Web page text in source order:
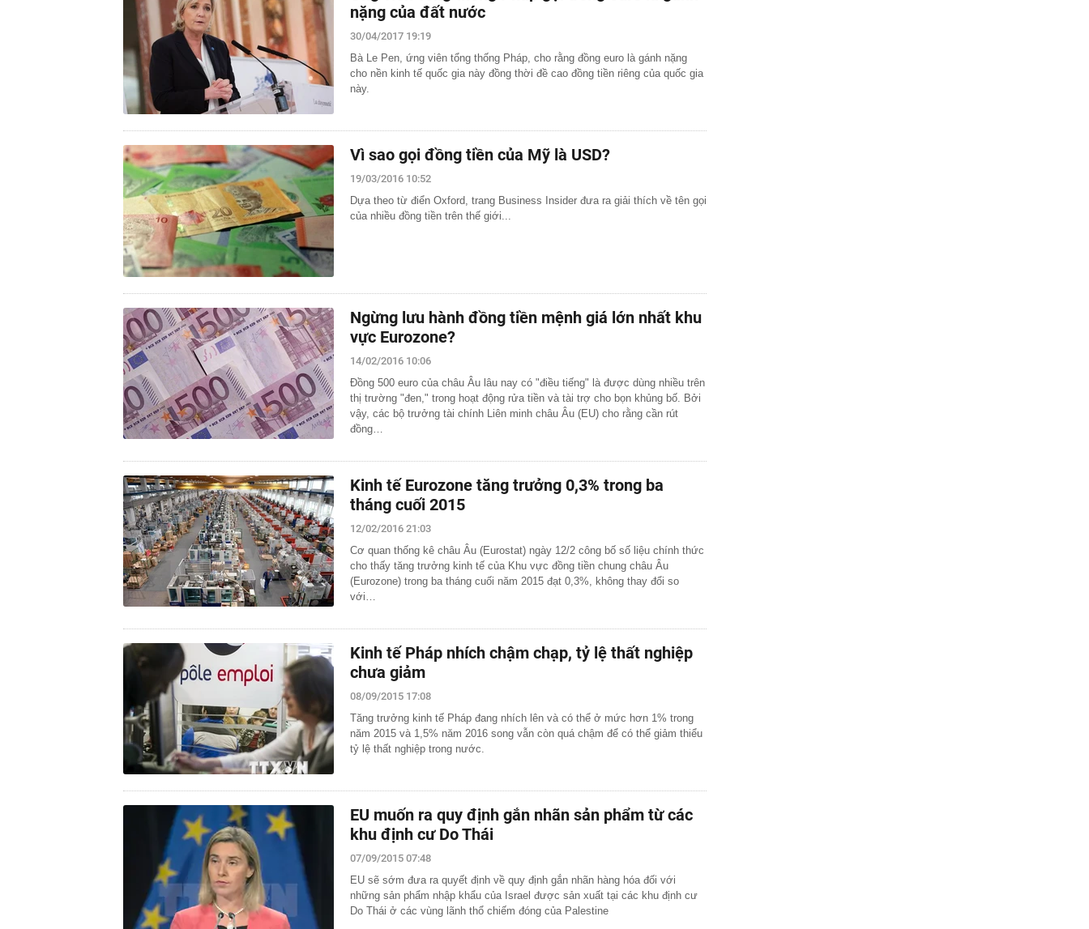
nặng của đất nước
30/04/2017 19:19
Bà Le Pen, ứng viên tổng thống Pháp, cho rằng đồng euro là gánh nặng
cho nền kinh tế quốc gia này đồng thời đề cao đồng tiền riêng của quốc gia
này.
Vì sao gọi đồng tiền của Mỹ là USD?
19/03/2016 10:52
Dựa theo từ điển Oxford, trang Business Insider đưa ra giải thích về tên gọi
của nhiều đồng tiền trên thế giới...
Ngừng lưu hành đồng tiền mệnh giá lớn nhất khu
vực Eurozone?
14/02/2016 10:06
Đồng 500 euro của châu Âu lâu nay có "điều tiếng" là được dùng nhiều trên
thị trường "đen," trong hoạt động rửa tiền và tài trợ cho bọn khủng bố. Bởi
vậy, các bộ trưởng tài chính Liên minh châu Âu (EU) cho rằng cần rút
đồng…
Kinh tế Eurozone tăng trưởng 0,3% trong ba
tháng cuối 2015
12/02/2016 21:03
Cơ quan thống kê châu Âu (Eurostat) ngày 12/2 công bố số liệu chính thức
cho thấy tăng trưởng kinh tế của Khu vực đồng tiền chung châu Âu
(Eurozone) trong ba tháng cuối năm 2015 đạt 0,3%, không thay đổi so
với…
Kinh tế Pháp nhích chậm chạp, tỷ lệ thất nghiệp
chưa giảm
08/09/2015 17:08
Tăng trưởng kinh tế Pháp đang nhích lên và có thể ở mức hơn 1% trong
năm 2015 và 1,5% năm 2016 song vẫn còn quá chậm để có thể giảm thiểu
tỷ lệ thất nghiệp trong nước.
EU muốn ra quy định gắn nhãn sản phẩm từ các
khu định cư Do Thái
07/09/2015 07:48
EU sẽ sớm đưa ra quyết định về quy định gắn nhãn hàng hóa đối với
những sản phẩm nhập khẩu của Israel được sản xuất tại các khu định cư
Do Thái ở các vùng lãnh thổ chiếm đóng của Palestine